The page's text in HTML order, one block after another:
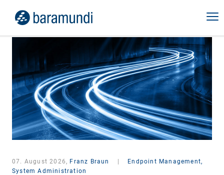
07. August 2026, Franz Braun
Endpoint Management,
System Administration